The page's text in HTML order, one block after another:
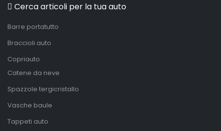
Cerca articoli per la tua auto
Barre portatutto
Braccioli auto
Copriauto
Catene da neve
Spazzole tergicristallo
Vasche baule
Tappeti auto